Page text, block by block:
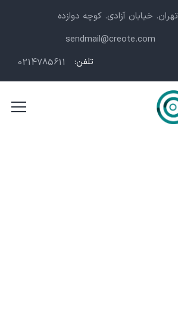
تهران. خیابان آزادی. کوچه دوازده
sendmail@creote.com
تلفن:
0214785611